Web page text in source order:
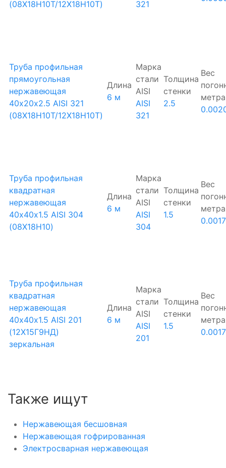
(08Х18Н10Т/12Х18Н10Т) 321
Труба профильная
прямоугольная
нержавеющая
40х20х2.5 AISI 321
(08Х18Н10Т/12Х18Н10Т)
Длина
6 м
Марка
стали
AISI
AISI
321
Толщина
стенки
2.5
Вес
метра
Труба профильная
квадратная
нержавеющая
40х40х1.5 AISI 304
(08Х18Н10)
Длина
6 м
Марка
стали
AISI
AISI
304
Толщина
стенки
1.5
Вес
метра
Труба профильная
квадратная
нержавеющая
40х40х1.5 AISI 201
(12Х15Г9НД)
зеркальная
Длина
6 м
Марка
стали
AISI
AISI
201
Толщина
стенки
1.5
Вес
метра
Также ищут
Нержавеющая бесшовная
Нержавеющая гофрированная
Электросварная нержавеющая